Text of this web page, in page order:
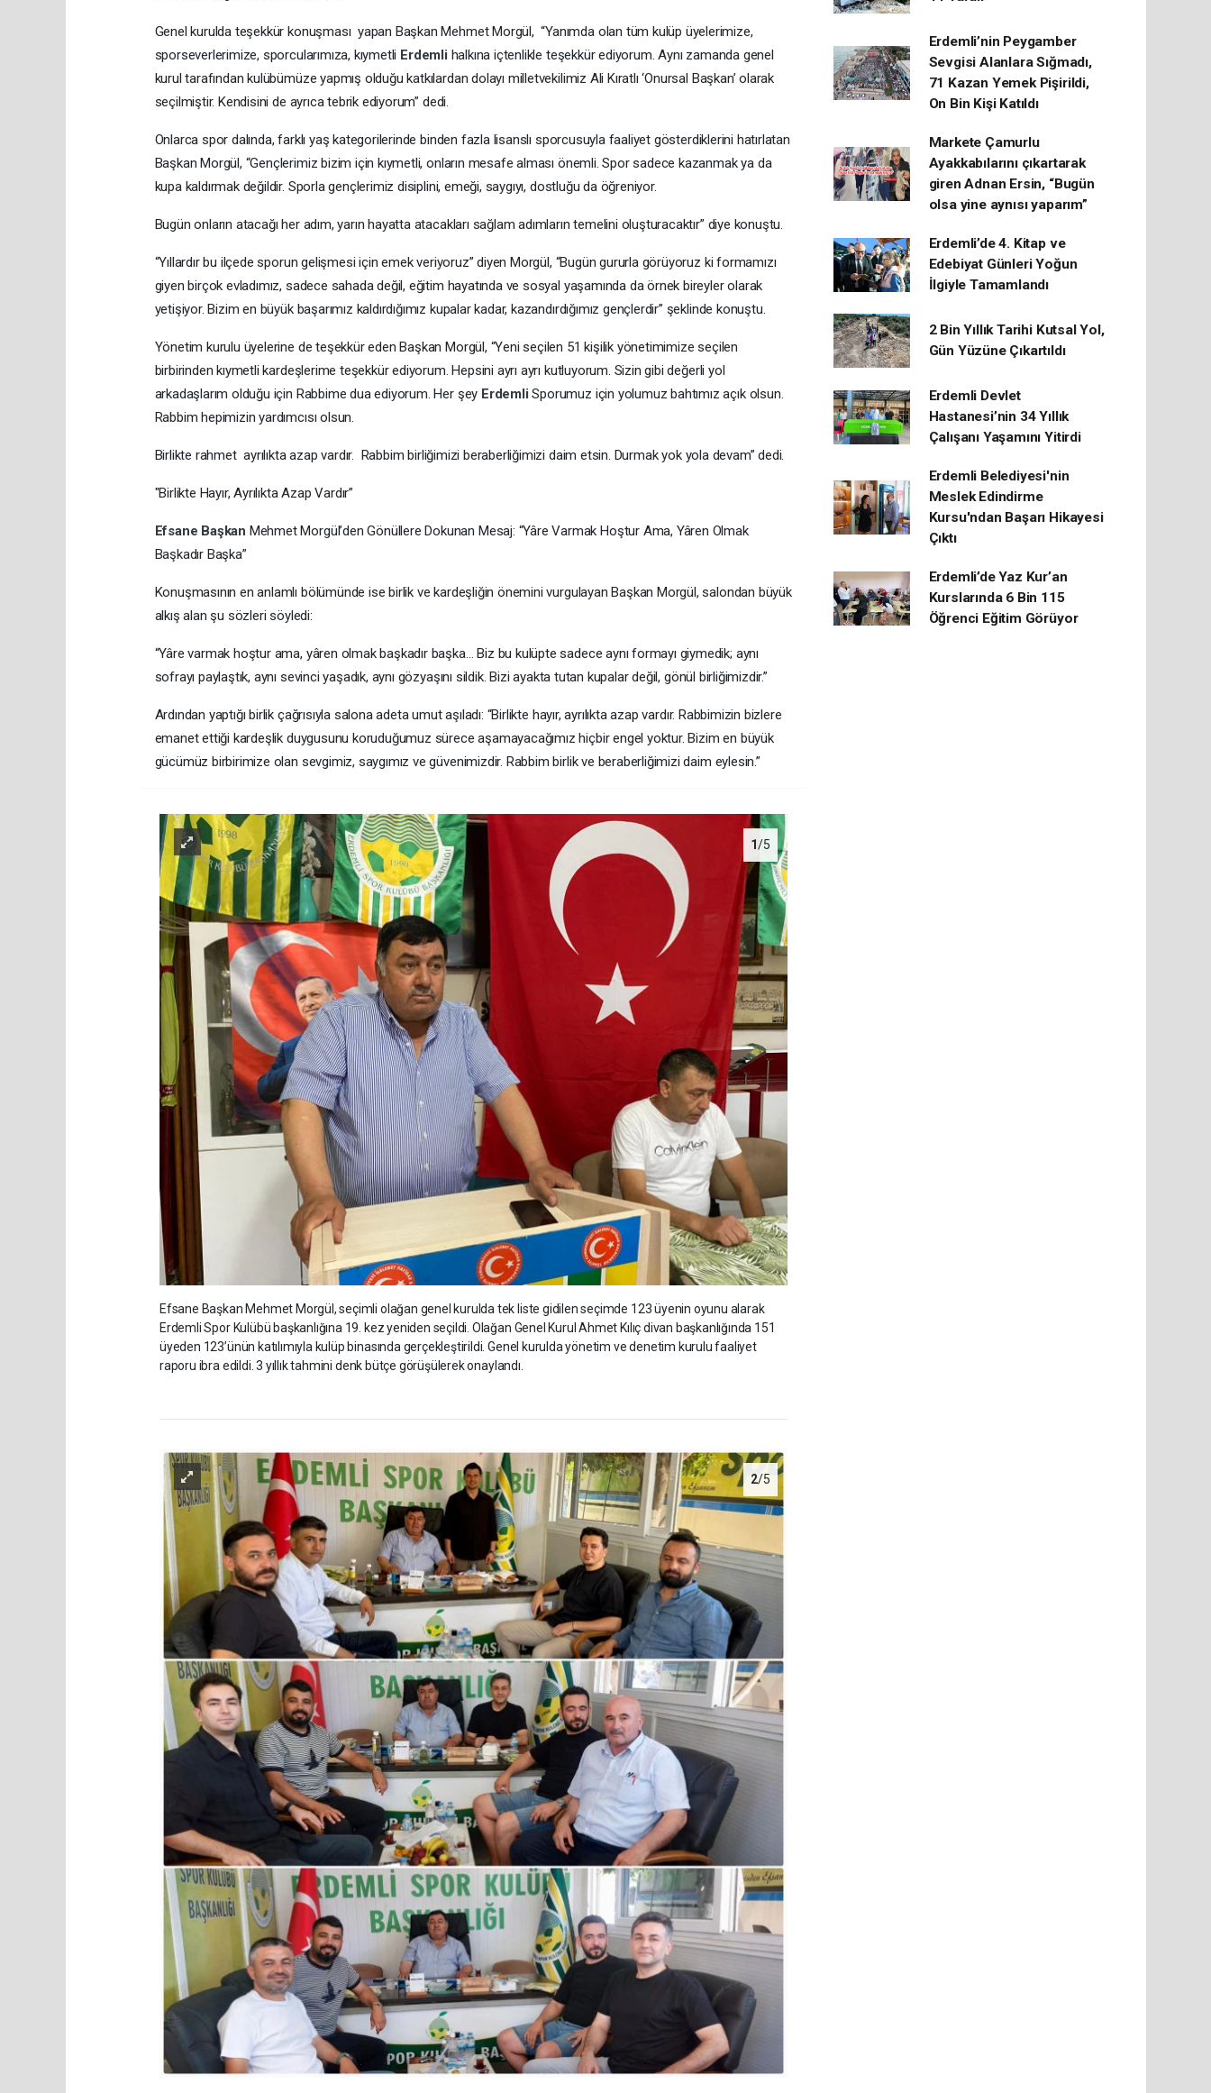
Genel kurulda teşekkür konuşması yapan Başkan Mehmet Morgül, “Yanımda olan tüm kulüp üyelerimize,
sporseverlerimize, sporcularımıza, kıymetli Erdemli halkına içtenlikle teşekkür ediyorum. Aynı zamanda genel
kurul tarafından kulübümüze yapmış olduğu katkılardan dolayı milletvekilimiz Ali Kıratlı ‘Onursal Başkan’ olarak
seçilmiştir. Kendisini de ayrıca tebrik ediyorum” dedi.
Onlarca spor dalında, farklı yaş kategorilerinde binden fazla lisanslı sporcusuyla faaliyet gösterdiklerini hatırlatan
Başkan Morgül, “Gençlerimiz bizim için kıymetli, onların mesafe alması önemli. Spor sadece kazanmak ya da
kupa kaldırmak değildir. Sporla gençlerimiz disiplini, emeği, saygıyı, dostluğu da öğreniyor.
Bugün onların atacağı her adım, yarın hayatta atacakları sağlam adımların temelini oluşturacaktır” diye konuştu.
“Yıllardır bu ilçede sporun gelişmesi için emek veriyoruz” diyen Morgül, “Bugün gururla görüyoruz ki formamızı
giyen birçok evladımız, sadece sahada değil, eğitim hayatında ve sosyal yaşamında da örnek bireyler olarak
yetişiyor. Bizim en büyük başarımız kaldırdığımız kupalar kadar, kazandırdığımız gençlerdir” şeklinde konuştu.
Yönetim kurulu üyelerine de teşekkür eden Başkan Morgül, “Yeni seçilen 51 kişilik yönetimimize seçilen
birbirinden kıymetli kardeşlerime teşekkür ediyorum. Hepsini ayrı ayrı kutluyorum. Sizin gibi değerli yol
arkadaşlarım olduğu için Rabbime dua ediyorum. Her şey ErdemliSporumuz için yolumuz bahtımız açık olsun.
Rabbim hepimizin yardımcısı olsun.
Birlikte rahmet ayrılıkta azap vardır. Rabbim birliğimizi beraberliğimizi daim etsin. Durmak yok yola devam” dedi.
"Birlikte Hayır, Ayrılıkta Azap Vardır”
Efsane Başkan Mehmet Morgül’den Gönüllere Dokunan Mesaj: “Yâre Varmak Hoştur Ama, Yâren Olmak
Başkadır Başka”
Konuşmasının en anlamlı bölümünde ise birlik ve kardeşliğin önemini vurgulayan Başkan Morgül, salondan büyük
alkış alan şu sözleri söyledi:
“Yâre varmak hoştur ama, yâren olmak başkadır başka… Biz bu kulüpte sadece aynı formayı giymedik; aynı
sofrayı paylaştık, aynı sevinci yaşadık, aynı gözyaşını sildik. Bizi ayakta tutan kupalar değil, gönül birliğimizdir.”
Ardından yaptığı birlik çağrısıyla salona adeta umut aşıladı: “Birlikte hayır, ayrılıkta azap vardır. Rabbimizin bizlere
emanet ettiği kardeşlik duygusunu koruduğumuz sürece aşamayacağımız hiçbir engel yoktur. Bizim en büyük
gücümüz birbirimize olan sevgimiz, saygımız ve güvenimizdir. Rabbim birlik ve beraberliğimizi daim eylesin.”
1/5
Efsane Başkan Mehmet Morgül, seçimli olağan genel kurulda tek liste gidilen seçimde 123 üyenin oyunu alarak
Erdemli Spor Kulübü başkanlığına 19. kez yeniden seçildi. Olağan Genel Kurul Ahmet Kılıç divan başkanlığında 151
üyeden 123’ünün katılımıyla kulüp binasında gerçekleştirildi. Genel kurulda yönetim ve denetim kurulu faaliyet
raporu ibra edildi. 3 yıllık tahmini denk bütçe görüşülerek onaylandı.
2/5
Erdemli’nin Peygamber
Sevgisi Alanlara Sığmadı,
71 Kazan Yemek Pişirildi,
On Bin Kişi Katıldı
Markete Çamurlu
Ayakkabılarını çıkartarak
giren Adnan Ersin, “Bugün
olsa yine aynısı yaparım”
Erdemli’de 4. Kitap ve
Edebiyat Günleri Yoğun
İlgiyle Tamamlandı
2 Bin Yıllık Tarihi Kutsal Yol,
Gün Yüzüne Çıkartıldı
Erdemli Devlet
Hastanesi’nin 34 Yıllık
Çalışanı Yaşamını Yitirdi
Erdemli Belediyesi'nin
Meslek Edindirme
Kursu'ndan Başarı Hikayesi
Çıktı
Erdemli’de Yaz Kur’an
Kurslarında 6 Bin 115
Öğrenci Eğitim Görüyor